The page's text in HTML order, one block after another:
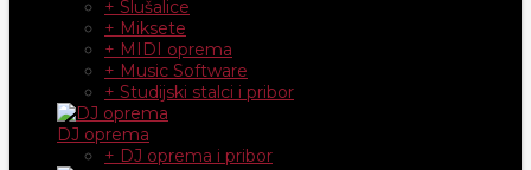
+ Slušalice
+ Miksete
+ MIDI oprema
+ Music Software
+ Studijski stalci i pribor
DJ oprema
+ DJ oprema i pribor